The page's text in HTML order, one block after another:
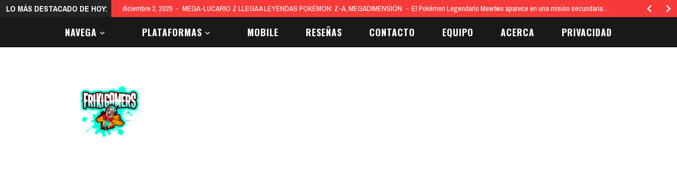
LO MÁS DESTACADO DE HOY: diciembre 2, 2025 MEGA-LUCARIO Z LLEGA A LEYENDAS POKÉMON: Z-A, MEGADIMENSIÓN El Pokémon Legendario Mewtwo aparece en una misión secundaria…
NAVEGA PLATAFORMAS MOBILE RESEÑAS CONTACTO EQUIPO ACERCA PRIVACIDAD